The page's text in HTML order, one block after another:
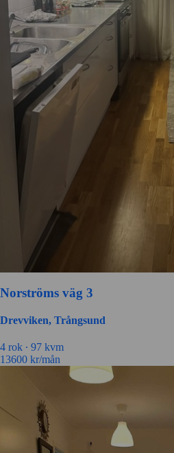
Norströms väg 3
Drevviken, Trångsund
4 rok ∙ 97 kvm
13600 kr/mån